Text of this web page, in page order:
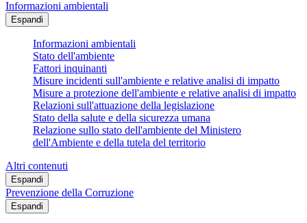
Informazioni ambientali
Espandi
Informazioni ambientali
Stato dell'ambiente
Fattori inquinanti
Misure incidenti sull'ambiente e relative analisi di impatto
Misure a protezione dell'ambiente e relative analisi di impatto
Relazioni sull'attuazione della legislazione
Stato della salute e della sicurezza umana
Relazione sullo stato dell'ambiente del Ministero
dell'Ambiente e della tutela del territorio
Altri contenuti
Espandi
Prevenzione della Corruzione
Espandi